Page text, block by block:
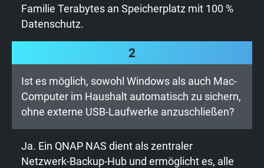
Familie Terabytes an Speicherplatz mit 100 %
Datenschutz.
2
Ist es möglich, sowohl Windows als auch Mac-
Computer im Haushalt automatisch zu sichern,
ohne externe USB-Laufwerke anzuschließen?
Ja. Ein QNAP NAS dient als zentraler
Netzwerk-Backup-Hub und ermöglicht es, alle